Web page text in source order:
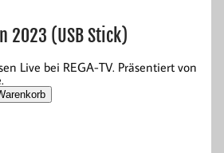
2023 (USB Stick)
Live bei REGA-TV. Präsentiert von